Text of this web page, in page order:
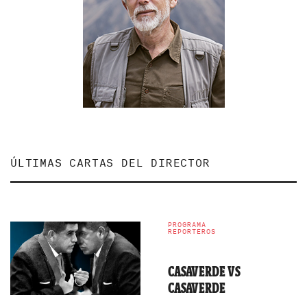
ÚLTIMAS CARTAS DEL DIRECTOR
PROGRAMA
REPORTEROS
CASAVERDE VS
CASAVERDE